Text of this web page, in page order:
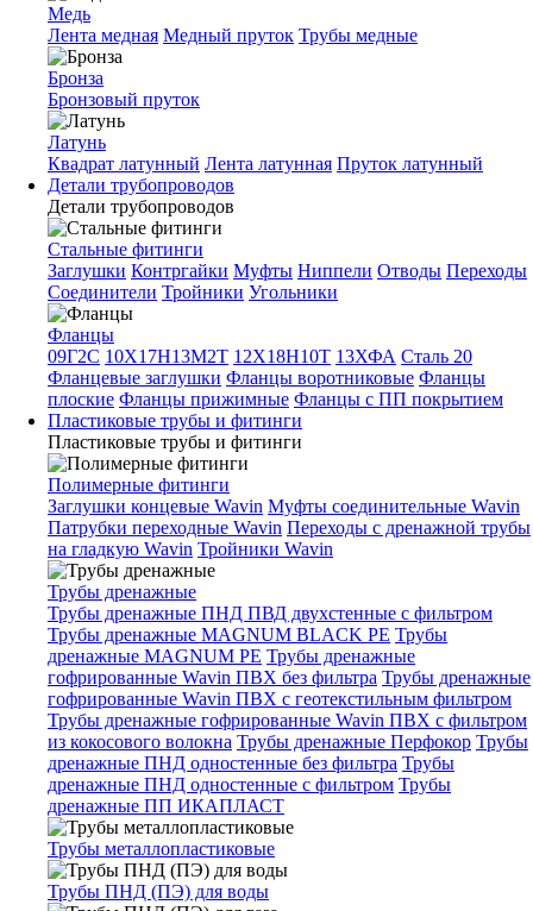
Медь
Лента медная Медный пруток Трубы медные
Бронза
Бронзовый пруток
Латунь
Квадрат латунный Лента латунная Пруток латунный
Детали трубопроводов
Детали трубопроводов
Стальные фитинги
Заглушки Контргайки Муфты Ниппели Отводы Переходы
Соединители Тройники Угольники
Фланцы
09Г2С 10Х17Н13М2Т 12Х18Н10Т 13ХФА Сталь 20
Фланцевые заглушки Фланцы воротниковые Фланцы
плоские Фланцы прижимные Фланцы с ПП покрытием
Пластиковые трубы и фитинги
Пластиковые трубы и фитинги
Полимерные фитинги
Заглушки концевые Wavin Муфты соединительные Wavin
Патрубки переходные Wavin Переходы с дренажной трубы
на гладкую Wavin Тройники Wavin
Трубы дренажные
Трубы дренажные ПНД ПВД двухстенные с фильтром
Трубы дренажные MAGNUM BLACK PE Трубы
дренажные MAGNUM PE Трубы дренажные
гофрированные Wavin ПВХ без фильтра Трубы дренажные
гофрированные Wavin ПВХ с геотекстильным фильтром
Трубы дренажные гофрированные Wavin ПВХ с фильтром
из кокосового волокна Трубы дренажные Перфокор Трубы
дренажные ПНД одностенные без фильтра Трубы
дренажные ПНД одностенные с фильтром Трубы
дренажные ПП ИКАПЛАСТ
Трубы металлопластиковые
Трубы ПНД (ПЭ) для воды